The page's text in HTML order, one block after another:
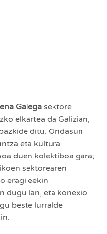
Galega sektore
elkartea da Galizian,
ditu. Ondasun
eta kultura
duen kolektiboa gara;
sektorearen
eragileekin
dugu lan, eta konexio
beste lurralde